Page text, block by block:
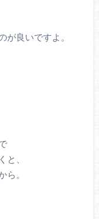
が良いですよ。
と、
ら。